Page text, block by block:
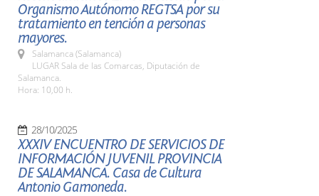
Organismo Autónomo REGTSA por su
tratamiento en tención a personas
mayores.
Salamanca (Salamanca)
LUGAR Sala de las Comarcas, Diputación de
Salamanca.
Hora: 10,00 h.
28/10/2025
XXXIV ENCUENTRO DE SERVICIOS DE
INFORMACIÓN JUVENIL PROVINCIA
DE SALAMANCA. Casa de Cultura
Antonio Gamoneda.